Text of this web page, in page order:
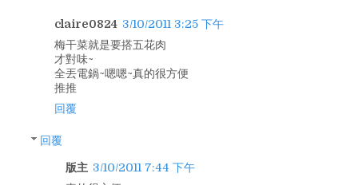
claire0824 3/10/2011 3:25 下午
梅干菜就是要搭五花肉
才對味~
全丟電鍋~嗯嗯~真的很方便
推推
回覆
回覆
版主 3/10/2011 7:44 下午